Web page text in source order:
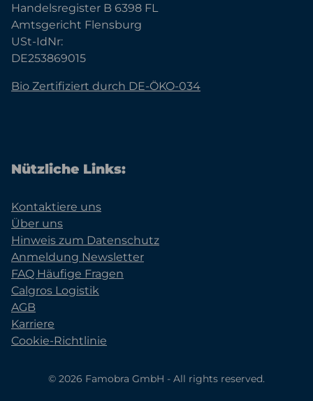
Handelsregister B 6398 FL
Amtsgericht Flensburg
USt-IdNr:
DE253869015
Bio Zertifiziert durch DE-ÖKO-034
Nützliche Links:
Kontaktiere uns
Über uns
Hinweis zum Datenschutz
Anmeldung Newsletter
FAQ Häufige Fragen
Calgros Logistik
AGB
Karriere
Cookie-Richtlinie
© 2026 Famobra GmbH - All rights reserved.